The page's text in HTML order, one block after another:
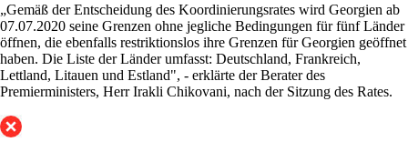
„Gemäß der Entscheidung des Koordinierungsrates wird Georgien ab
07.07.2020 seine Grenzen ohne jegliche Bedingungen für fünf Länder
öffnen, die ebenfalls restriktionslos ihre Grenzen für Georgien geöffnet
haben. Die Liste der Länder umfasst: Deutschland, Frankreich,
Lettland, Litauen und Estland", - erklärte der Berater des
Premierministers, Herr Irakli Chikovani, nach der Sitzung des Rates.